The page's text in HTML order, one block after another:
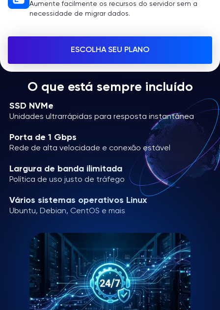
Aumente facilmente os recursos do servidor sem a
necessidade de migrar dados.
ESCOLHA SEU PLANO
O que está sempre incluído
SSD NVMe
Unidades ultrarrápidas para resposta instantânea
Porta de 1 Gbps
Rede de alta velocidade e conexão estável
Largura de banda ilimitada
Política de uso justo de tráfego
Vários sistemas operativos Linux
Ubuntu, Debian, CentOS e mais